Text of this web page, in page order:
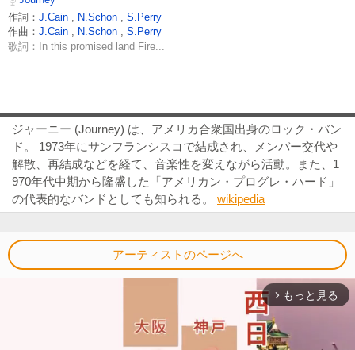
作詞： J.Cain N.Schon
S.Perry
作曲： J.Cain N.Schon S.Perry
歌詞：In this promised land Fire...
ジャーニー (Journey) は、アメリカ合衆国出身のロック・バン
ド。 1973年にサンフランシスコで結成され、メンバー交代や
解散、再結成などを経て、音楽性を変えながら活動。また、1
970年代中期から隆盛した「アメリカン・プログレ・ハード」
の代表的なバンドとしても知られる。 wikipedia
アーティストのページへ
arrow_forward_ios もっと見る